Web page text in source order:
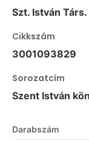
Szt. István Társ.
Cikkszám
3001093829
Sorozatcím
Szent István
Darabszám